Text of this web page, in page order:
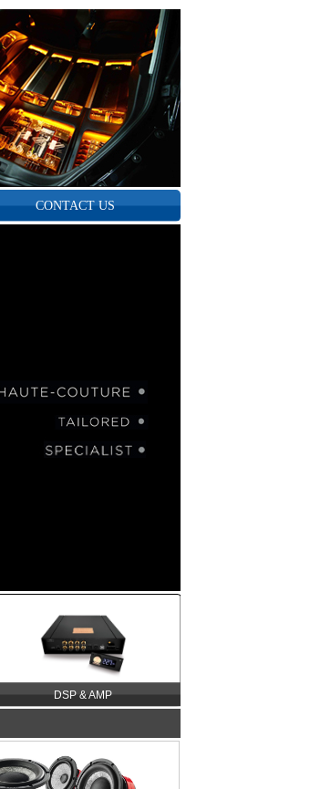
CONTACT US
DSP & AMP